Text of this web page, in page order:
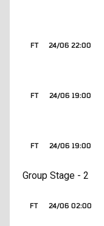
24/06 22:00
FT
24/06 19:00
FT
24/06 19:00
FT
Group Stage - 2
24/06 02:00
FT